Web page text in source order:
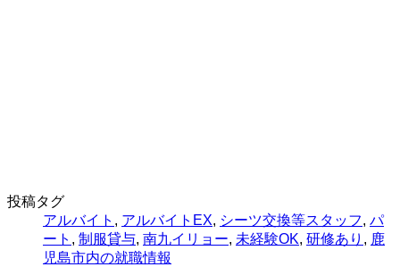
投稿タグ
アルバイト , アルバイトEX, シーツ交換等スタッフ, パ
ート , 制服貸与, 南九イリョー, 未経験OK, 研修あり , 鹿
児島市内の就職情報